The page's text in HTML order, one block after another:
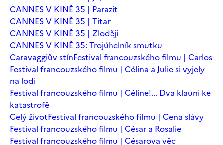
CANNES V KINĚ 35 | Parazit
CANNES V KINĚ 35 | Titan
CANNES V KINĚ 35 | Zloději
CANNES V KINĚ 35: Trojúhelník smutku
Caravaggiův stínFestival francouzského filmu | Carlos
Festival francouzského filmu | Célina a Julie si vyjely
na lodi
Festival francouzského filmu | Céline!... Dva klauni ke
katastrofě
Celý životFestival francouzského filmu | Cena slávy
Festival francouzského filmu | César a Rosalie
Festival francouzského filmu | Césarova věc